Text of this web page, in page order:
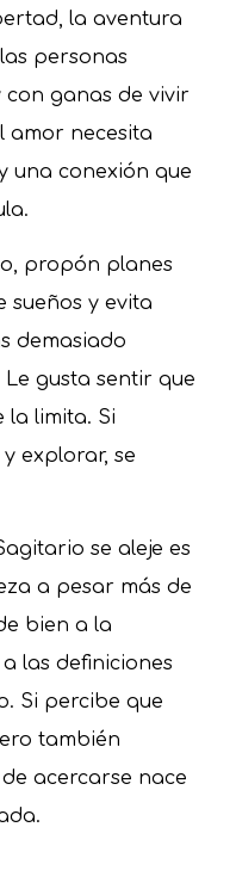
la aventura
personas
con ganas de vivir
amor necesita
una conexión que
propón planes
sueños y evita
demasiado
gusta sentir que
la limita. Si
explorar, se
se aleje es
a pesar más de
bien a la
las definiciones
Si percibe que
también
acercarse nace